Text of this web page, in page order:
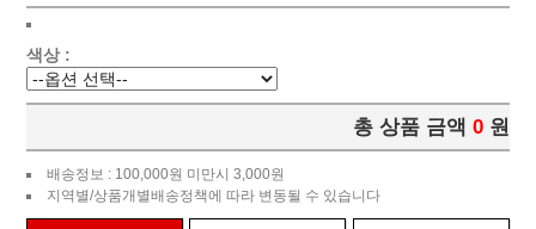
색상 :
총 상품 금액 0 원
배송정보 : 100,000원 미만시 3,000원
지역별/상품개별배송정책에 따라 변동될 수 있습니다